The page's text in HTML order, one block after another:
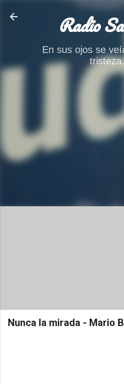
Radio
En sus ojos se
Nunca la mirada - Mario